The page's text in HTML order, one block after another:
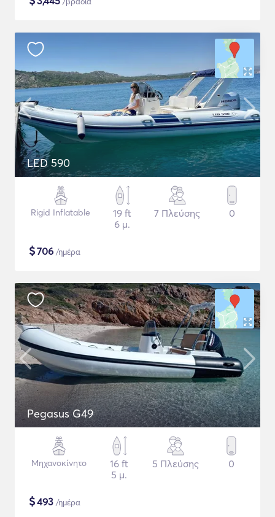
LED 590
Rigid Inflatable
19 ft
6 μ.
7 Πλεύσης 0
$706 /ημέρα
Pegasus G49
Μηχανοκίνητο
16 ft
5 μ.
5 Πλεύσης 0
$493 /ημέρα